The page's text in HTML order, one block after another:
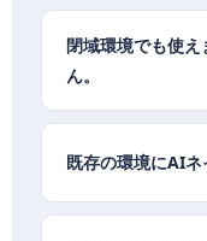
閉域環境でも使
ん。
既存の環境にAI